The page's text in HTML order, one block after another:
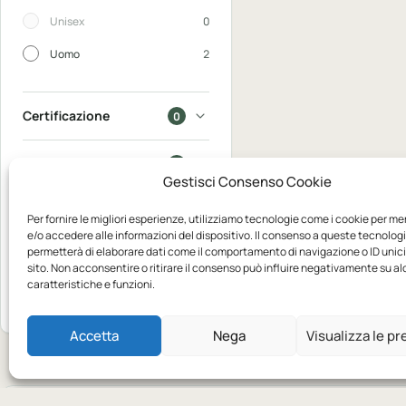
Gestisci Consenso Cookie
Per fornire le migliori esperienze, utilizziamo tecnologie come i cookie per
e/o accedere alle informazioni del dispositivo. Il consenso a queste
permetterà di elaborare dati come il comportamento di navigazione o ID
sito. Non acconsentire o ritirare il consenso può influire negativamente su
caratteristiche e funzioni.
Accetta Nega Visualizza le
Unisex 0
Uomo 2
Certificazione 0
Disponibili
Mostra
2
Azzera